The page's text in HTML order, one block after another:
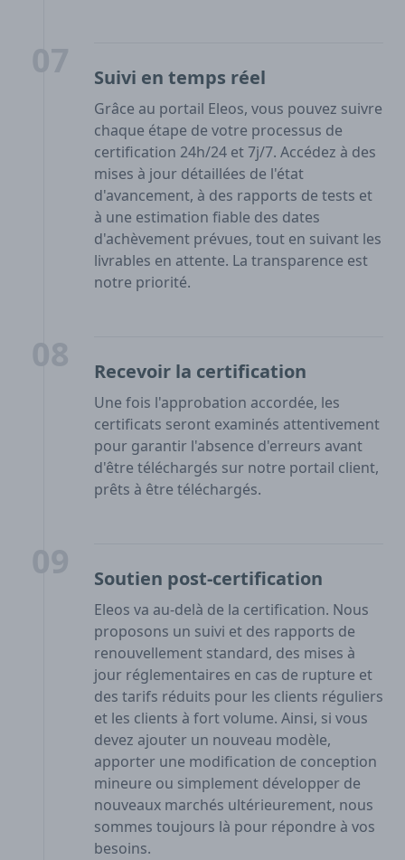
Suivi en temps réel
Grâce au portail Eleos, vous pouvez suivre
chaque étape de votre processus de
certification 24h/24 et 7j/7. Accédez à des
mises à jour détaillées de l'état
d'avancement, à des rapports de tests et
à une estimation fiable des dates
d'achèvement prévues, tout en suivant les
livrables en attente. La transparence est
notre priorité.
Recevoir la certification
Une fois l'approbation accordée, les
certificats seront examinés attentivement
pour garantir l'absence d'erreurs avant
d'être téléchargés sur notre portail client,
prêts à être téléchargés.
Soutien post-certification
Eleos va au-delà de la certification. Nous
proposons un suivi et des rapports de
renouvellement standard, des mises à
jour réglementaires en cas de rupture et
des tarifs réduits pour les clients réguliers
et les clients à fort volume. Ainsi, si vous
devez ajouter un nouveau modèle,
apporter une modification de conception
mineure ou simplement développer de
nouveaux marchés ultérieurement, nous
sommes toujours là pour répondre à vos
besoins.